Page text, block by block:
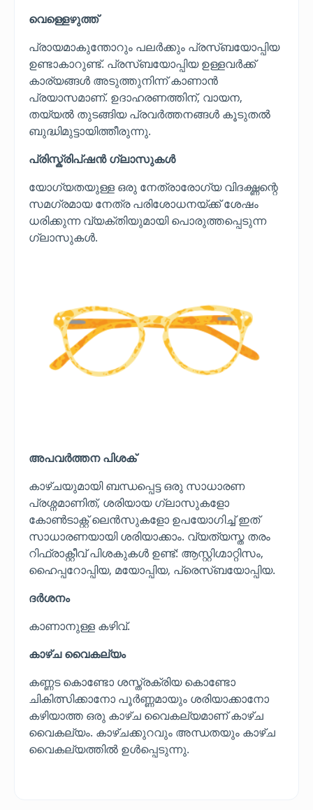
വെള്ളെഴുത്ത്
പ്രായമാകുന്തോറും പലർക്കും പ്രസ്ബയോപ്പിയ
ഉണ്ടാകാറുണ്ട്. പ്രസ്ബയോപ്പിയ ഉള്ളവർക്ക്
കാര്യങ്ങൾ അടുത്തുനിന്ന് കാണാൻ
പ്രയാസമാണ്. ഉദാഹരണത്തിന്, വായന,
തയ്യൽ തുടങ്ങിയ പ്രവർത്തനങ്ങൾ കൂടുതൽ
ബുദ്ധിമുട്ടായിത്തീരുന്നു.
പ്രിസ്ക്രിപ്ഷൻ ഗ്ലാസുകൾ
യോഗ്യതയുള്ള ഒരു നേത്രാരോഗ്യ വിദഗ്ദ്ധന്റെ
സമഗ്രമായ നേത്ര പരിശോധനയ്ക്ക് ശേഷം
ധരിക്കുന്ന വ്യക്തിയുമായി പൊരുത്തപ്പെടുന്ന
ഗ്ലാസുകൾ.
അപവർത്തന പിശക്
കാഴ്ചയുമായി ബന്ധപ്പെട്ട ഒരു സാധാരണ
പ്രശ്നമാണിത്, ശരിയായ ഗ്ലാസുകളോ
കോൺടാക്റ്റ് ലെൻസുകളോ ഉപയോഗിച്ച് ഇത്
സാധാരണയായി ശരിയാക്കാം. വ്യത്യസ്ത തരം
റിഫ്രാക്റ്റീവ് പിശകുകൾ ഉണ്ട്: ആസ്റ്റിഗ്മാറ്റിസം,
ഹൈപ്പറോപ്പിയ, മയോപ്പിയ, പ്രെസ്ബയോപ്പിയ.
ദർശനം
കാണാനുള്ള കഴിവ്.
കാഴ്ച വൈകല്യം
കണ്ണട കൊണ്ടോ ശസ്ത്രക്രിയ കൊണ്ടോ
ചികിത്സിക്കാനോ പൂർണ്ണമായും ശരിയാക്കാനോ
കഴിയാത്ത ഒരു കാഴ്ച വൈകല്യമാണ് കാഴ്ച
വൈകല്യം. കാഴ്ചക്കുറവും അന്ധതയും കാഴ്ച
വൈകല്യത്തിൽ ഉൾപ്പെടുന്നു.